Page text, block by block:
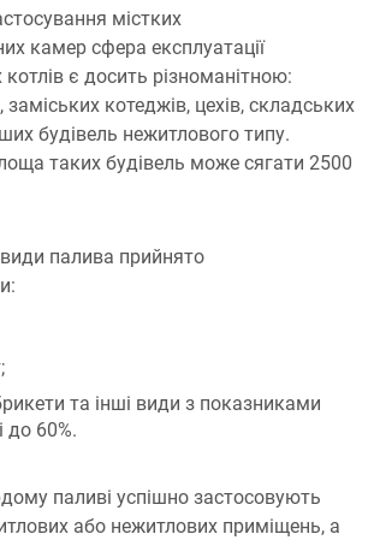
містких
камер сфера експлуатації
є досить різноманітною:
заміських котеджів, цехів, складських
будівель нежитлового типу.
таких будівель може сягати 2500
палива прийнято
та інші види з показниками
до 60%.
паливі успішно застосовують
або нежитлових приміщень, а